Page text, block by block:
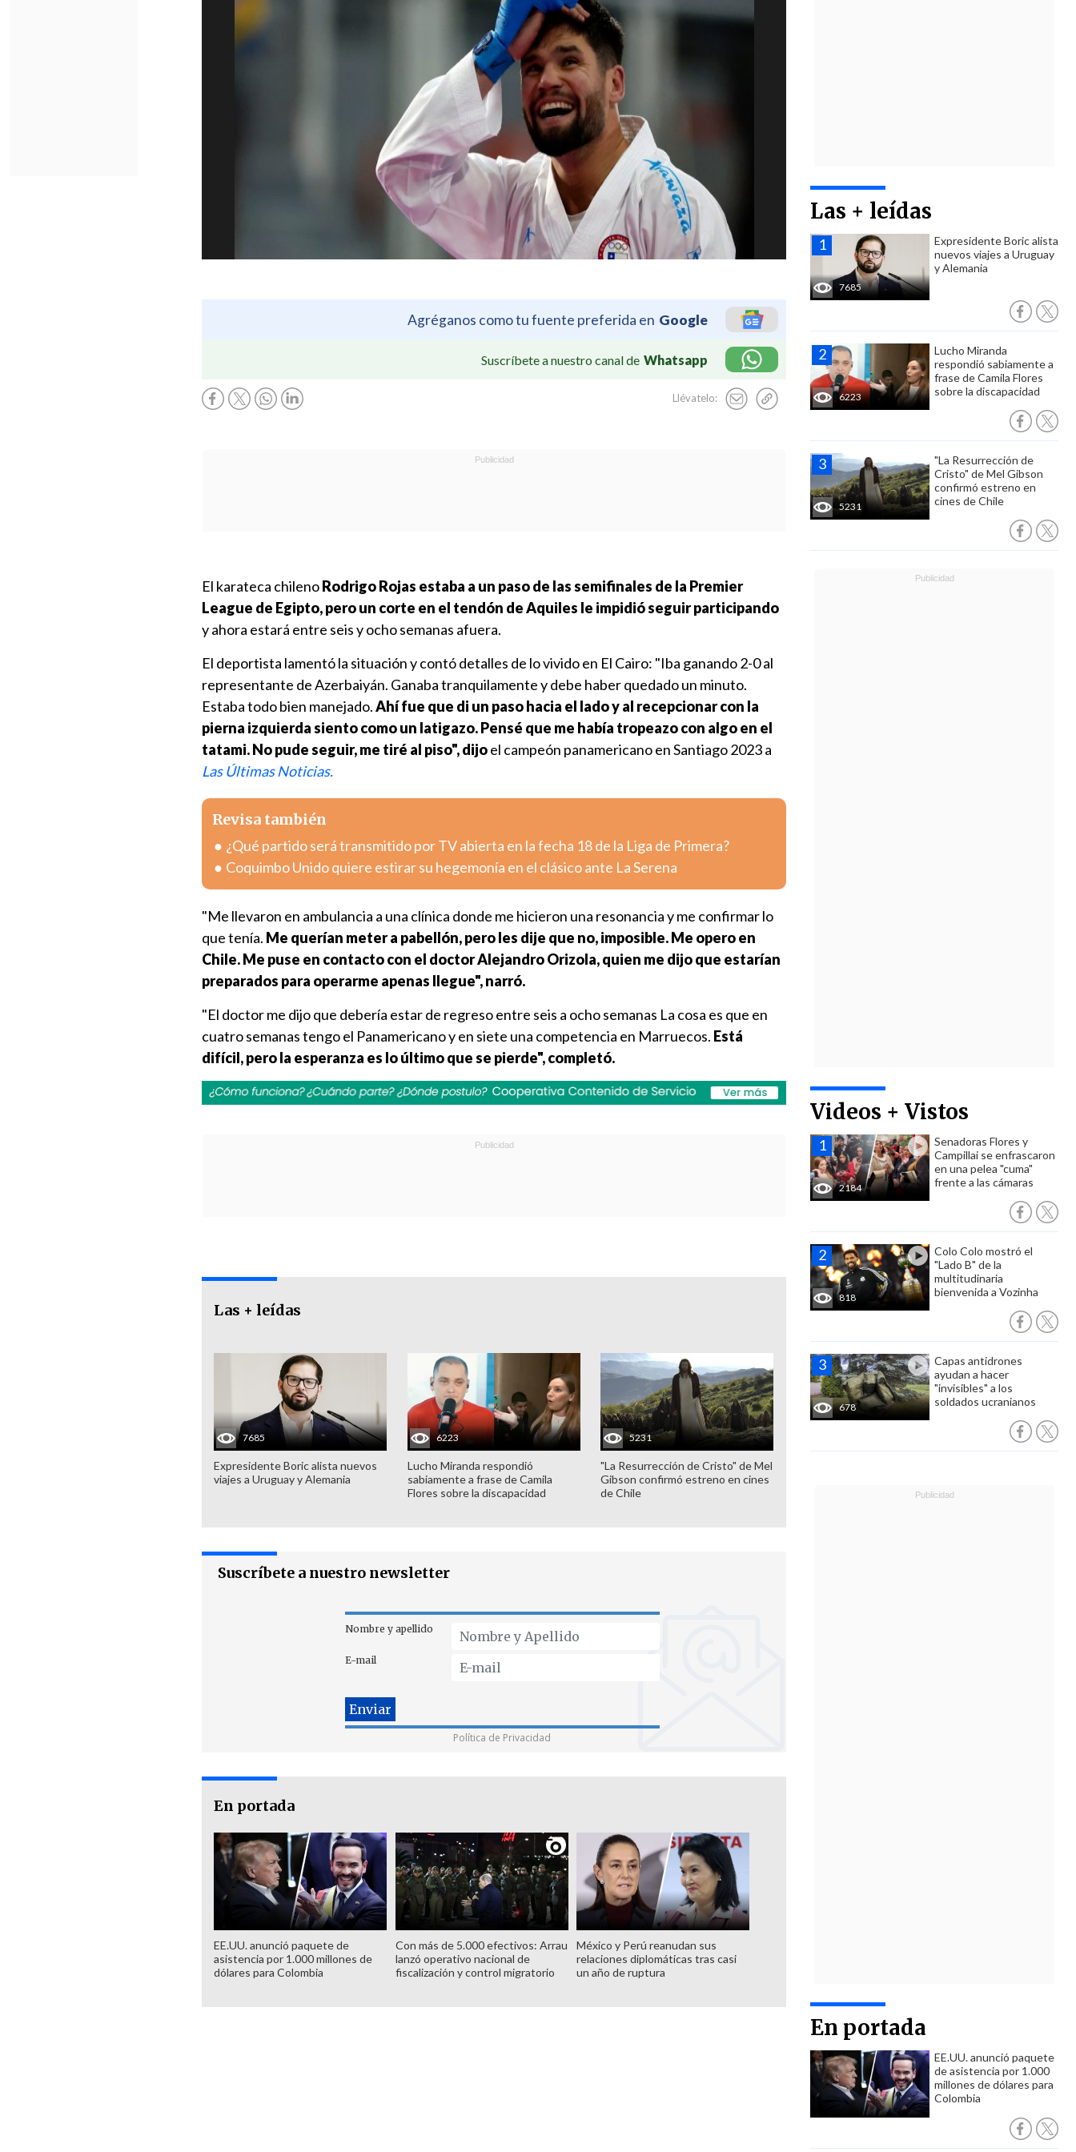
Agréganos como tu fuente preferida en Google
Suscríbete a nuestro canal de Whatsapp
Llévatelo:
Las + leídas
7685
Expresidente Boric alista
nuevos viajes a Uruguay
y Alemania
6223
Lucho Miranda
respondió sabiamente a
frase de Camila Flores
sobre la discapacidad
5231
"La Resurrección de
Cristo" de Mel Gibson
confirmó estreno en
cines de Chile
Videos + Vistos
2184
Senadoras Flores y
Campillai se enfrascaron
en una pelea "cuma"
frente a las cámaras
818
Colo Colo mostró el
"Lado B" de la
multitudinaria
bienvenida a Vozinha
678
Capas antidrones
ayudan a hacer
"invisibles" a los
soldados ucranianos
En portada
EE.UU. anunció paquete
de asistencia por 1.000
millones de dólares para
Colombia
El karateca chilenoRodrigo Rojas estaba a un paso de las semifinales de la Premier
League de Egipto, pero un corte en el tendón de Aquiles le impidió seguir participando
y ahora estará entre seis y ocho semanas afuera.
El deportista lamentó la situación y contó detalles de lo vivido en El Cairo: "Iba ganando 2-0 al
representante de Azerbaiyán. Ganaba tranquilamente y debe haber quedado un minuto.
Estaba todo bien manejado.Ahí fue que di un paso hacia el lado y al recepcionar con la
pierna izquierda siento como un latigazo. Pensé que me había tropeazo con algo en el
tatami. No pude seguir, me tiré al piso", dijoel campeón panamericano en Santiago 2023 a
Las Últimas Noticias.
Revisa también
¿Qué partido será transmitido por TV abierta en la fecha 18 de la Liga de Primera?
Coquimbo Unido quiere estirar su hegemonía en el clásico ante La Serena
"Me llevaron en ambulancia a una clínica donde me hicieron una resonancia y me confirmar lo
que tenía. Me querían meter a pabellón, pero les dije que no, imposible. Me opero en
Chile. Me puse en contacto con el doctor Alejandro Orizola, quien me dijo que estarían
preparados para operarme apenas llegue", narró.
"El doctor me dijo que debería estar de regreso entre seis a ocho semanas La cosa es que en
cuatro semanas tengo el Panamericano y en siete una competencia en Marruecos. Está
difícil, pero la esperanza es lo último que se pierde", completó.
Las + leídas
7685
Expresidente Boric alista nuevos
viajes a Uruguay y Alemania
6223
Lucho Miranda respondió
sabiamente a frase de Camila
Flores sobre la discapacidad
5231
"La Resurrección de Cristo" de Mel
Gibson confirmó estreno en cines
de Chile
Suscríbete a nuestro newsletter
Nombre y apellido
E-mail
Política de Privacidad
En portada
EE.UU. anunció paquete de
asistencia por 1.000 millones de
dólares para Colombia
Con más de 5.000 efectivos: Arrau
lanzó operativo nacional de
fiscalización y control migratorio
México y Perú reanudan sus
relaciones diplomáticas tras casi
un año de ruptura